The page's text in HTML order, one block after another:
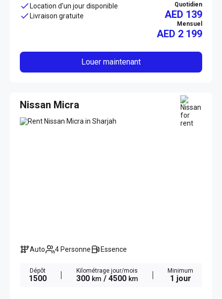
Location d'un jour disponible
Livraison gratuite
Quotidien
AED 139
Mensuel
AED 2 199
Louer maintenant
Nissan Micra
Auto 4 Personne Essence
Dépôt
1500
Kilométrage jour/mois
300 km / 4500 km
Minimum
1 jour